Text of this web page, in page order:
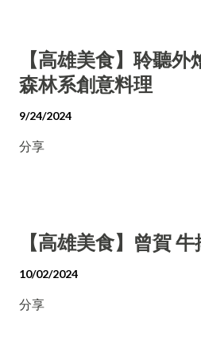
【高雄美食】聆聽
森林系創意料理
9/24/2024
分享
【高雄美食】曾賀
10/02/2024
分享